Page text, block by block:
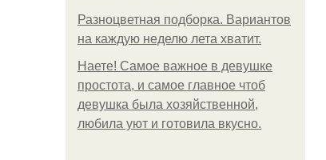
Разноцветная подборка. Вариантов
на каждую неделю лета хватит.
Наете! Самое важное в девушке
простота, и самое главное чтоб
девушка была хозяйственной,
любила уют и готовила вкусно.